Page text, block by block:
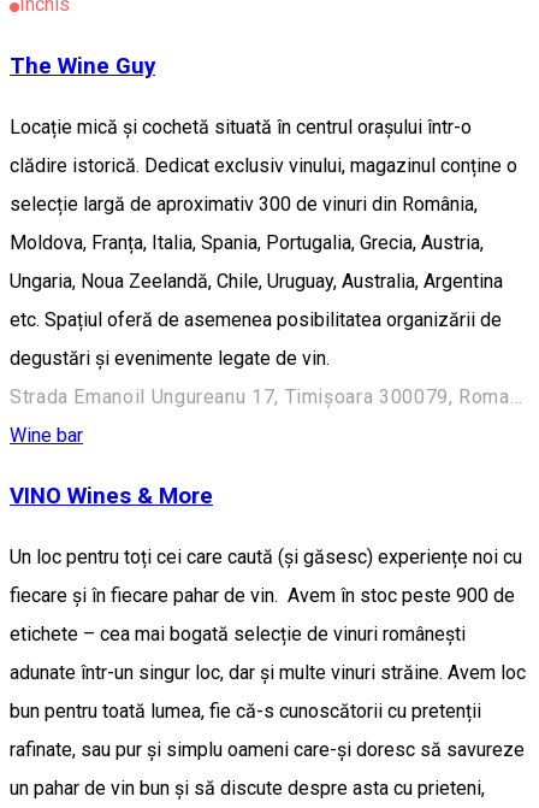
The Wine Guy
Locație mică și cochetă situată în centrul orașului într-o
clădire istorică. Dedicat exclusiv vinului, magazinul conține o
selecție largă de aproximativ 300 de vinuri din România,
Moldova, Franța, Italia, Spania, Portugalia, Grecia, Austria,
Ungaria, Noua Zeelandă, Chile, Uruguay, Australia, Argentina
etc. Spațiul oferă de asemenea posibilitatea organizării de
degustări și evenimente legate de vin.
Wine bar
VINO Wines & More
Un loc pentru toți cei care caută (și găsesc) experiențe noi cu
fiecare și în fiecare pahar de vin. Avem în stoc peste 900 de
etichete – cea mai bogată selecție de vinuri românești
adunate într-un singur loc, dar și multe vinuri străine. Avem loc
bun pentru toată lumea, fie că-s cunoscătorii cu pretenții
rafinate, sau pur și simplu oameni care-și doresc să savureze
un pahar de vin bun și să discute despre asta cu prieteni,